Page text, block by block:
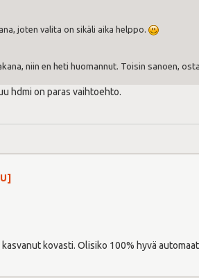
joten valita on sikäli aika helppo.
niin en heti huomannut. Toisin sanoen,
hdmi on paras vaihtoehto.
kovasti. Olisiko 100% hyvä